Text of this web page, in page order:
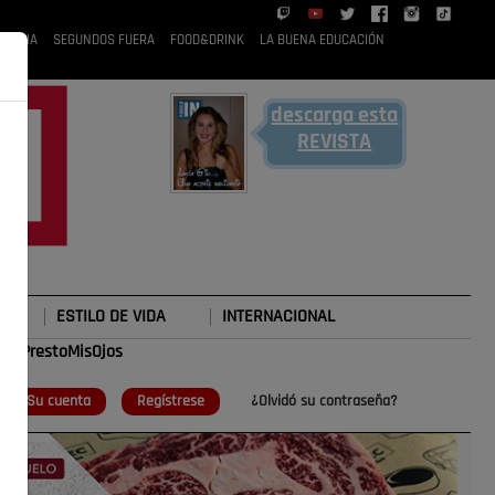
RUBIA SEGUNDOS FUERA FOOD&DRINK LA BUENA EDUCACIÓN
descarga esta
REVISTA
ESTILO DE VIDA INTERNACIONAL
Su cuenta Regístrese ¿Olvidó su contraseña?